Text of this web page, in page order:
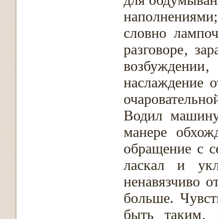
словно
разговоре‚
наслаждение
Водил
манере
обращение с
ласкал и
ненавязчиво
больше.
быть таким‚